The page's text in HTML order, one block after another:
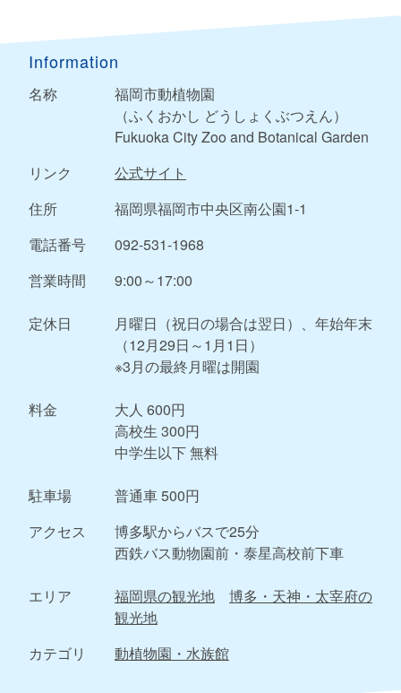
Information
名称
福岡市動植物園
（ふくおかし どうしょくぶつえん）
Fukuoka City Zoo and Botanical Garden
リンク
公式サイト
住所
福岡県福岡市中央区南公園1-1
電話番号
092-531-1968
営業時間
9:00～17:00
定休日
月曜日（祝日の場合は翌日）、年始年末
（12月29日～1月1日）
※3月の最終月曜は開園
料金
大人 600円
高校生 300円
中学生以下 無料
駐車場
普通車 500円
アクセス
博多駅からバスで25分
西鉄バス動物園前・泰星高校前下車
エリア 福岡県の観光地
博多・天神・太宰府の
観光地
カテゴリ
動植物園・水族館